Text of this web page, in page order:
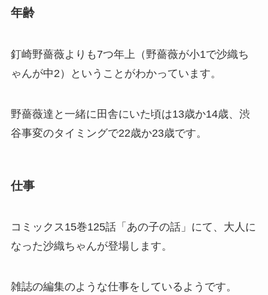
年齢
釘崎野薔薇よりも7つ年上（野薔薇が小1で沙織ち
ゃんが中2）ということがわかっています。
野薔薇達と一緒に田舎にいた頃は13歳か14歳、渋
谷事変のタイミングで22歳か23歳です。
仕事
コミックス15巻125話「あの子の話」にて、大人に
なった沙織ちゃんが登場します。
雑誌の編集のような仕事をしているようです。